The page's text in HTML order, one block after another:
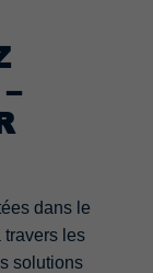
dans le
travers les
solutions